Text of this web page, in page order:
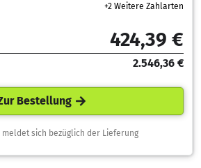
+2 Weitere Zahlarten
424,39 €
2.546,36 €
Bestellung
meldet sich bezüglich der Lieferung